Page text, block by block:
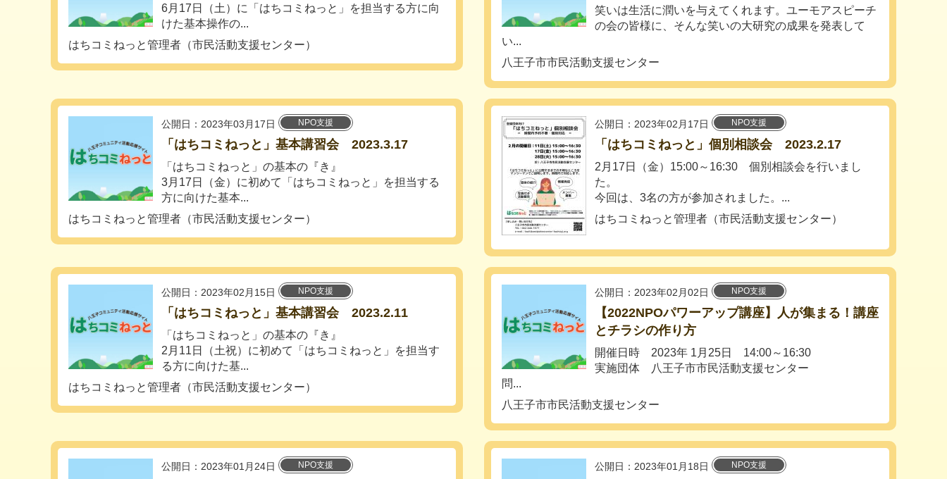
6月17日（土）に「はちコミねっと」を担当する方に向
けた基本操作の...
はちコミねっと管理者（市民活動支援センター）
笑いは生活に潤いを与えてくれます。ユーモアスピーチ
の会の皆様に、そんな笑いの大研究の成果を発表して
い...
八王子市市民活動支援センター
公開日：2023年03月17日 NPO支援
「はちコミねっと」基本講習会 2023.3.17
「はちコミねっと」の基本の『き』
3月17日（金）に初めて「はちコミねっと」を担当する
方に向けた基本...
はちコミねっと管理者（市民活動支援センター）
公開日：2023年02月17日 NPO支援
「はちコミねっと」個別相談会 2023.2.17
2月17日（金）15:00～16:30 個別相談会を行いまし
た。
今回は、3名の方が参加されました。...
はちコミねっと管理者（市民活動支援センター）
公開日：2023年02月15日 NPO支援
「はちコミねっと」基本講習会 2023.2.11
「はちコミねっと」の基本の『き』
2月11日（土祝）に初めて「はちコミねっと」を担当す
る方に向けた基...
はちコミねっと管理者（市民活動支援センター）
公開日：2023年02月02日 NPO支援
【2022NPOパワーアップ講座】人が集まる！講座
とチラシの作り方
開催日時 2023年 1月25日 14:00～16:30
実施団体 八王子市市民活動支援センター
問...
八王子市市民活動支援センター
公開日：2023年01月24日 NPO支援 公開日：2023年01月18日 NPO支援